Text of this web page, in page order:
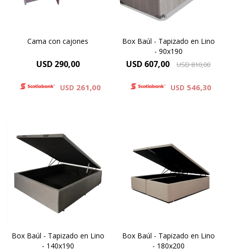
Cama con cajones
USD 290,00
USD 261,00
Box Baúl - Tapizado en Lino
- 90x190
USD 607,00 USD810,00
USD 546,30
Con gran capacidad para
almacenamiento el BOX
BAUL es una excelente
opción para quienes
necesitan economizar
espacio.
Box Baúl - Tapizado en Lino
- 140x190
Con gran capacidad para
almacenamiento el BOX
BAUL es una excelente
opción para quienes
necesitan economizar
Box Baúl - Tapizado en Lino
- 180x200